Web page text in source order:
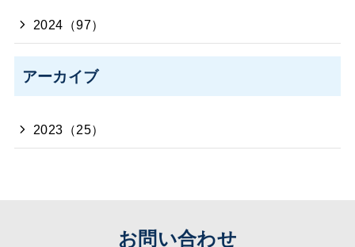
2024（97）
アーカイブ
2023（25）
お問い合わせ